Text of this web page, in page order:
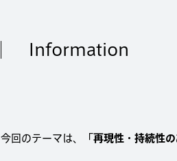
Information
今回のテーマは、 「再現性・持続性